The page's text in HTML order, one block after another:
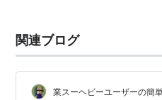
関連ブログ
業スーヘビーユーザーの簡